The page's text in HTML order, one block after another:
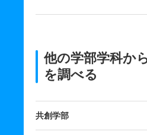
他の学部学科か
を調べる
共創学部